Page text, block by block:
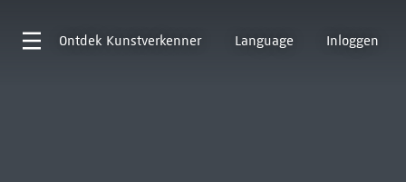
Ontdek Kunstverkenner Language Inloggen